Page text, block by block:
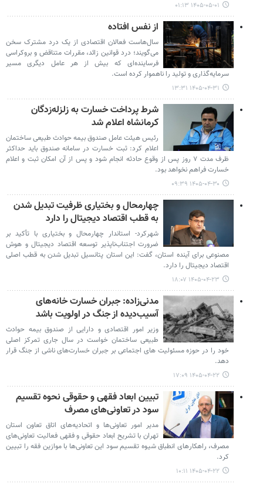
۱۴۰۵-۰۵-۰۱ ۰۱:۱۳
از نفس افتاده
سال‌هاست فعالان اقتصادی از یک درد مشترک سخن
می‌گویند؛ درد قوانین زائد، مقررات متناقض و بروکراسی
فرساینده‌ای که بیش از هر عامل دیگری مسیر
سرمایه‌گذاری و تولید را ناهموار کرده است.
۱۴۰۵-۰۴-۳۱ ۱۳:۳۱
شرط پرداخت خسارت به زلزله‌زدگان
کرمانشاه اعلام شد
رئیس هیئت عامل صندوق بیمه حوادث طبیعی ساختمان
اعلام کرد: ثبت خسارت در سامانه صندوق باید حداکثر
ظرف مدت ۷ روز پس از وقوع حادثه انجام شود و پس از آن امکان ثبت و اعلام
خسارت فراهم نخواهد بود.
۱۴۰۵-۰۴-۳۰ ۰۹:۳۹
چهارمحال و بختیاری ظرفیت تبدیل شدن
به قطب اقتصاد دیجیتال را دارد
شهرکرد- استاندار چهارمحال و بختیاری با تأکید بر
ضرورت اجتناب‌ناپذیر توسعه اقتصاد دیجیتال و هوش
مصنوعی برای آینده استان، گفت: این استان پتانسیل تبدیل شدن به قطب‌ اصلی
اقتصاد دیجیتال را دارد.
۱۴۰۵-۰۴-۲۳ ۱۸:۰۷
مدنی‌زاده: جبران خسارت خانه‌های
آسیب‌دیده از جنگ در اولویت باشد
وزیر امور اقتصادی و دارایی از صندوق بیمه حوادث
طبیعی ساختمان خواست در سال جاری تمرکز اصلی
خود را در حوزه مسئولیت های اجتماعی بر جبران خسارت‌های ناشی از جنگ قرار
دهد.
۱۴۰۵-۰۴-۲۲ ۱۷:۰۹
تبیین ابعاد فقهی و حقوقی نحوه تقسیم
سود در تعاونی‌های مصرف
مدیر امور تعاونی‌ها و اتحادیه‌های اتاق تعاون استان
تهران با تشریح ابعاد حقوقی و فقهی فعالیت تعاونی‌های
مصرف، راهکارهای انطباق شیوه تقسیم سود این تعاونی‌ها با موازین فقه را تبیین
کرد.
۱۴۰۵-۰۴-۲۲ ۱۰:۱۱